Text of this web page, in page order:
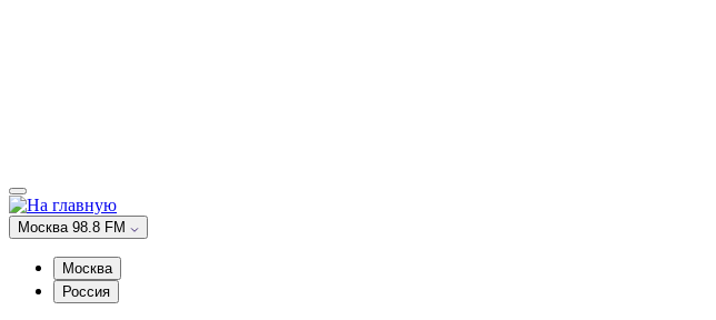
Москва 98.8 FM
Москва
Россия